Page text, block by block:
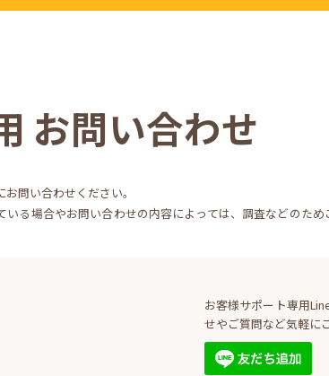
お問い合わせ
問い合わせください。
る場合やお問い合わせの内容によっては、調査などのた
お客様サポート専用
せやご質問など気軽に